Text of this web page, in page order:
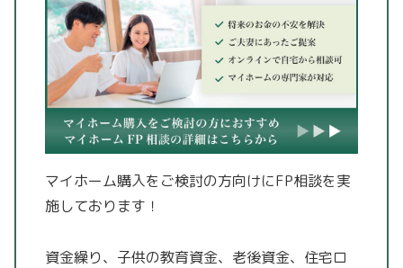
マイホーム購入をご検討の方向けにFP相談を実
施しております！
資金繰り、子供の教育資金、老後資金、住宅ロ